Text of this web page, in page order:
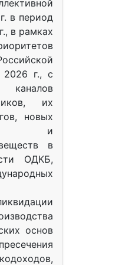
в период
в рамках
г., с
каналов
их
новых
и
в
ОДКБ,
основ